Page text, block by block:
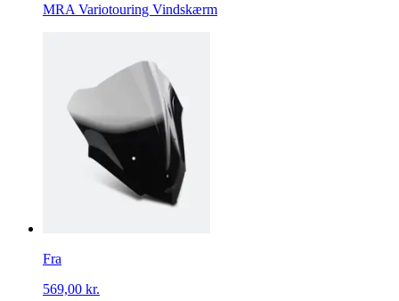
MRA Variotouring Vindskærm
Fra
569,00 kr.